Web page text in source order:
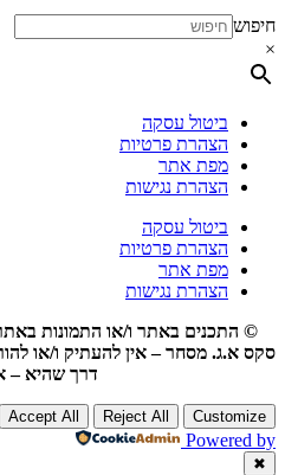
חיפוש
×
ביטול עסקה
הצהרת פרטיות
מפת אתר
הצהרת נגישות
ביטול עסקה
הצהרת פרטיות
מפת אתר
הצהרת נגישות
© התכנים באתר ו/או התמונות
סקס א.ג. מסחר – אין להעתיק ו/או
דרך שהיא –
Customize
Reject All
Accept All
Powered by
✖